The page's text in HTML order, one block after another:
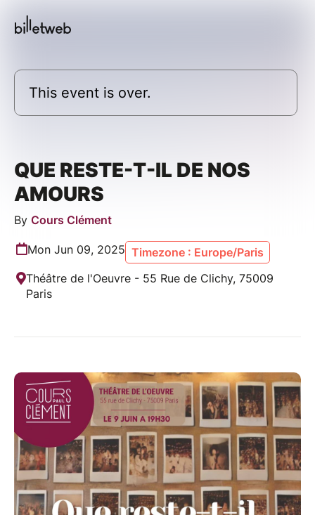
This event is over.
QUE RESTE-T-IL DE NOS
AMOURS
By Cours Clément
Mon Jun 09, 2025 Timezone : Europe/Paris
Théâtre de l'Oeuvre - 55 Rue de Clichy, 75009
Paris